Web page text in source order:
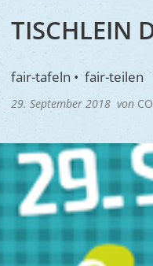
TISCHLEIN
fair-tafeln • fair-teilen
29. September 2018 von